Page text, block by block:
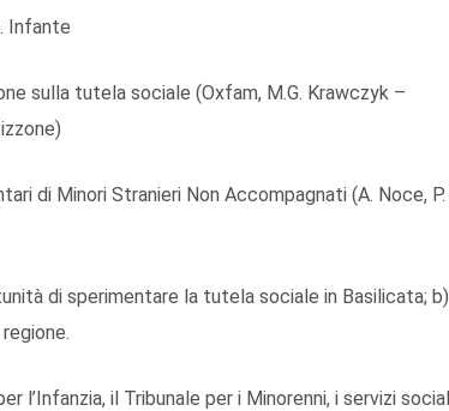
Infante
sulla tutela sociale (Oxfam, M.G. Krawczyk –
di Minori Stranieri Non Accompagnati (A. Noce, P.
di sperimentare la tutela sociale in Basilicata; b)
l’Infanzia, il Tribunale per i Minorenni, i servizi